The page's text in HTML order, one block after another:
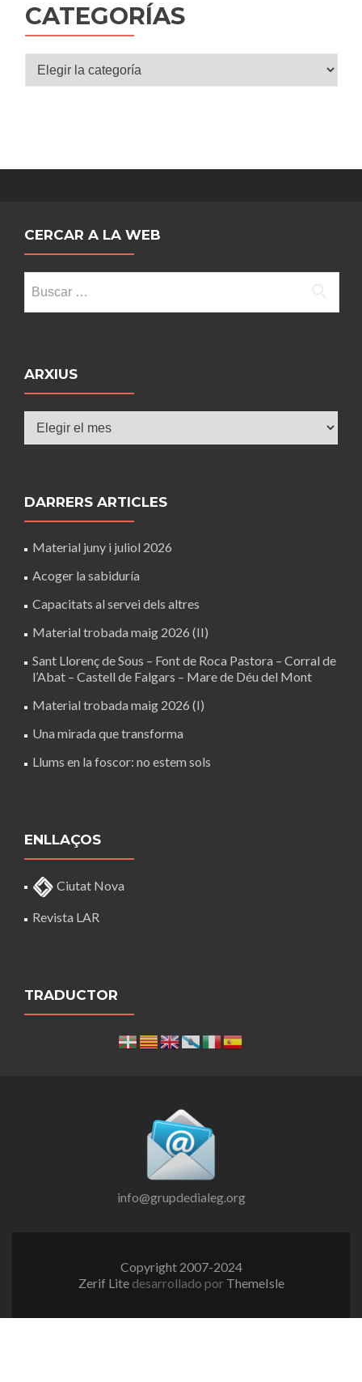
CATEGORÍAS
Categorías
CERCAR A LA WEB
ARXIUS
DARRERS ARTICLES
Material juny i juliol 2026
Acoger la sabiduría
Capacitats al servei dels altres
Material trobada maig 2026 (II)
Sant Llorenç de Sous – Font de Roca Pastora – Corral de
l’Abat – Castell de Falgars – Mare de Déu del Mont
Material trobada maig 2026 (I)
Una mirada que transforma
Llums en la foscor: no estem sols
ENLLAÇOS
Ciutat Nova
Revista LAR
TRADUCTOR
info@grupdedialeg.org
Copyright 2007-2024
Zerif Lite desarrollado por ThemeIsle